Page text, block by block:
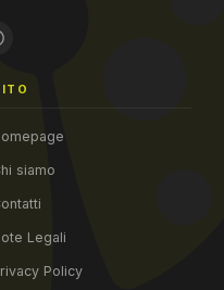
siamo
Legali
Policy